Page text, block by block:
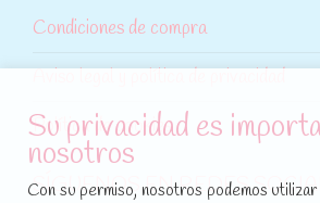
Condiciones de compra
Política de cookies
SÍGUENOS EN REDES
Su privacidad es
nosotros
Con su permiso, nosotros podemos